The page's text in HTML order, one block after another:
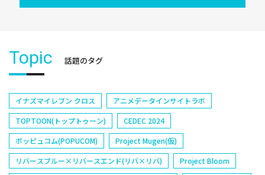
Topic 話題のタグ
イナズマイレブン クロス
アニメデータインサイトラボ
TOPTOON(トップトゥーン)
CEDEC 2024
ポッピュコム(POPUCOM)
Project Mugen(仮)
リバースブルー×リバースエンド(リバ×リバ)
Project Bloom